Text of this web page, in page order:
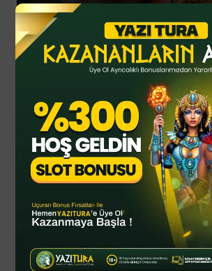
YTSPOR
Haziran 20, 2025
Montella: Geçmişte
Montella, “Arda 10 numaralı formayı
edecek mi?” sorusuna, “Geçmişte
alakalı hatalarım var o yüzden…
Spor Haberleri